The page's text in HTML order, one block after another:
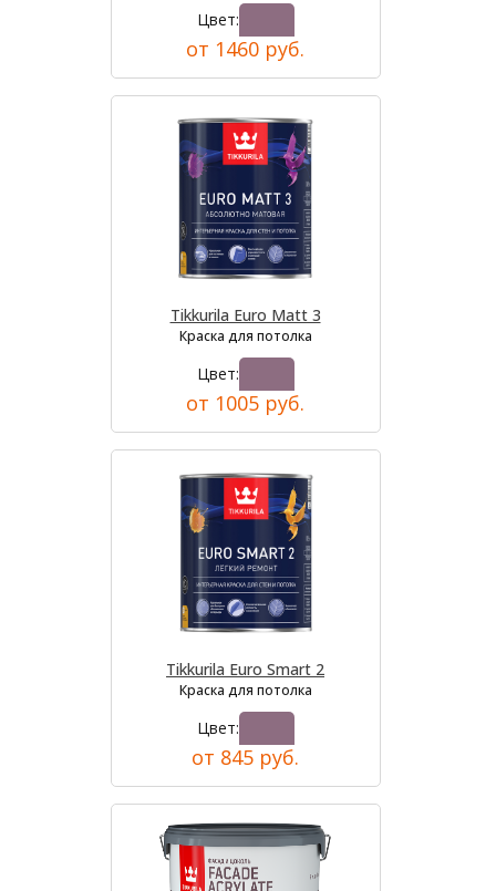
Цвет:
от 1460 руб.
Tikkurila Euro Matt 3
Краска для потолка
Цвет:
от 1005 руб.
Tikkurila Euro Smart 2
Краска для потолка
Цвет:
от 845 руб.